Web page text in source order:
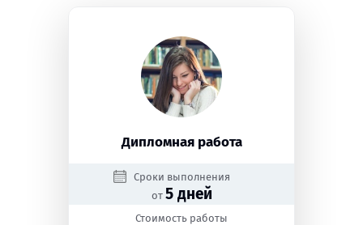
Дипломная работа
Сроки выполнения
от 5 дней
Стоимость работы